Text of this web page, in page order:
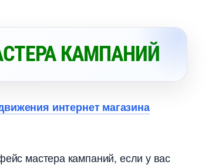
КАМПАНИЙ
интернет магазина
мастера кампаний, если у вас